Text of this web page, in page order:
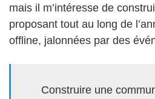
mais il m’intéresse de
proposant tout au long de
offline, jalonnées par des
Construire une